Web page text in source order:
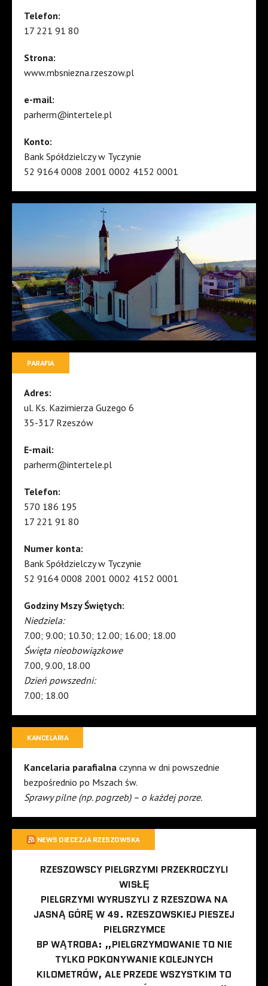
Telefon:
17 221 91 80
Strona:
www.mbsniezna.rzeszow.pl
e-mail:
parherm@intertele.pl
Konto:
Bank Spółdzielczy w Tyczynie
52 9164 0008 2001 0002 4152 0001
PARAFIA
Adres:
ul. Ks. Kazimierza Guzego 6
35-317 Rzeszów
E-mail:
parherm@intertele.pl
Telefon:
570 186 195
17 221 91 80
Numer konta:
Bank Spółdzielczy w Tyczynie
52 9164 0008 2001 0002 4152 0001
Godziny Mszy Świętych:
Niedziela:
7.00; 9.00; 10.30; 12.00; 16.00; 18.00
Święta nieobowiązkowe
7.00, 9.00, 18.00
Dzień powszedni:
7.00; 18.00
KANCELARIA
Kancelaria parafialna czynna w dni powszednie
bezpośrednio po Mszach św.
Sprawy pilne (np. pogrzeb) – o każdej porze.
NEWS DIECEZJA RZESZOWSKA
RZESZOWSCY PIELGRZYMI PRZEKROCZYLI
WISŁĘ
PIELGRZYMI WYRUSZYLI Z RZESZOWA NA
JASNĄ GÓRĘ W 49. RZESZOWSKIEJ PIESZEJ
PIELGRZYMCE
BP WĄTROBA: „PIELGRZYMOWANIE TO NIE
TYLKO POKONYWANIE KOLEJNYCH
KILOMETRÓW, ALE PRZEDE WSZYSTKIM TO